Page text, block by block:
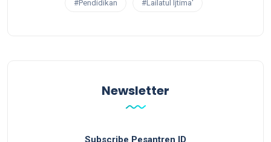
#Pendidikan #Lailatul Ijtima'
Newsletter
Subscribe Pesantren ID